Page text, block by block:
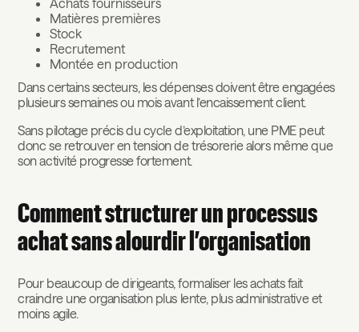
Matières premières
Stock
Recrutement
Montée en production
Dans certains secteurs, les dépenses doivent être engagées
plusieurs semaines ou mois avant l’encaissement client.
Sans pilotage précis du cycle d’exploitation, une PME peut
donc se retrouver en tension de trésorerie alors même que
son activité progresse fortement.
Comment structurer un processus
achat sans alourdir l’organisation
Pour beaucoup de dirigeants, formaliser les achats fait
craindre une organisation plus lente, plus administrative et
moins agile.